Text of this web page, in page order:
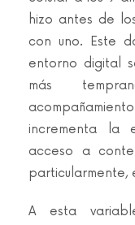
hizo antes de
con uno. Este
entorno digital
más
incrementa la
acceso a
particularmente,
A esta